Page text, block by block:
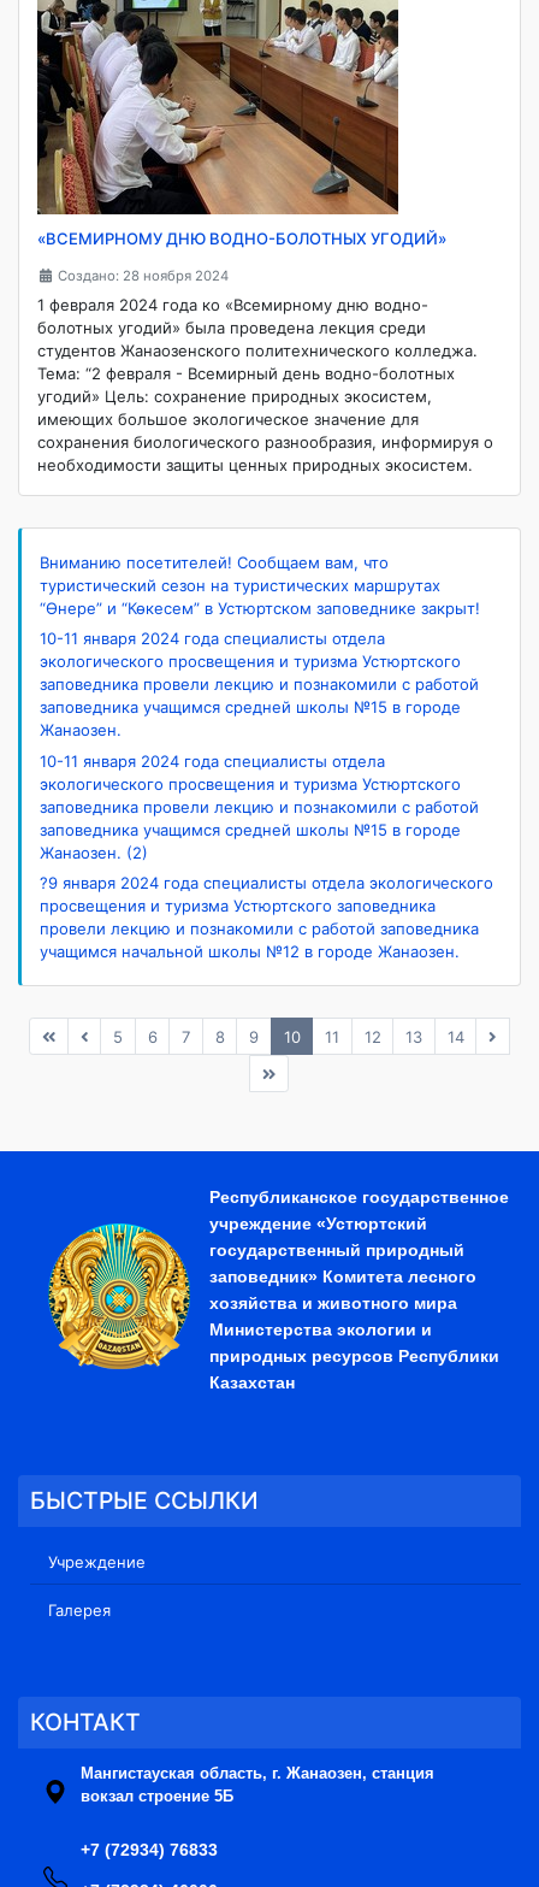
«ВСЕМИРНОМУ ДНЮ ВОДНО-БОЛОТНЫХ УГОДИЙ»
Создано: 28 ноября 2024
1 февраля 2024 года ко «Всемирному дню водно-
болотных угодий» была проведена лекция среди
студентов Жанаозенского политехнического колледжа.
Тема: “2 февраля - Всемирный день водно-болотных
угодий» Цель: сохранение природных экосистем,
имеющих большое экологическое значение для
сохранения биологического разнообразия, информируя о
необходимости защиты ценных природных экосистем.
Вниманию посетителей! Сообщаем вам, что
туристический сезон на туристических маршрутах
“Өнере” и “Көкесем” в Устюртском заповеднике закрыт!
10-11 января 2024 года специалисты отдела
экологического просвещения и туризма Устюртского
заповедника провели лекцию и познакомили с работой
заповедника учащимся средней школы №15 в городе
Жанаозен.
10-11 января 2024 года специалисты отдела
экологического просвещения и туризма Устюртского
заповедника провели лекцию и познакомили с работой
заповедника учащимся средней школы №15 в городе
Жанаозен. (2)
?9 января 2024 года специалисты отдела экологического
просвещения и туризма Устюртского заповедника
провели лекцию и познакомили с работой заповедника
учащимся начальной школы №12 в городе Жанаозен.
5 6 7 8 9 10 11 12 13 14
Республиканское государственное
учреждение «Устюртский
государственный природный
заповедник» Комитета лесного
хозяйства и животного мира
Министерства экологии и
природных ресурсов Республики
Казахстан
БЫСТРЫЕ ССЫЛКИ
Учреждение
Галерея
КОНТАКТ
Мангистауская область, г. Жанаозен, станция
вокзал строение 5Б
+7 (72934) 76833